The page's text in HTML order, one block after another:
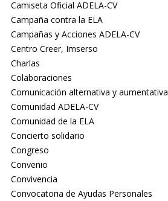
Camiseta Oficial ADELA-CV
Campaña contra la ELA
Campañas y Acciones ADELA-CV
Centro Creer, Imserso
Charlas
Colaboraciones
Comunicación alternativa y aumentativa
Comunidad ADELA-CV
Comunidad de la ELA
Concierto solidario
Congreso
Convenio
Convivencia
Convocatoria de Ayudas Personales